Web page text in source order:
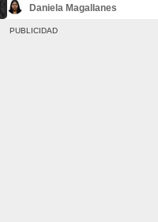
Daniela Magallanes